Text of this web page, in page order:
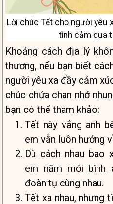
Lời chúc Tết cho người yêu
tình cảm qua
Khoảng cách địa lý
thương, nếu bạn biết
người yêu xa đầy cảm
chúc chứa chan nhớ
bạn có thể tham khảo:
Tết này vắng anh
em vẫn luôn hướng
Dù cách nhau bao
em năm mới bình
đoàn tụ cùng nhau.
Tết xa nhau, nhưng